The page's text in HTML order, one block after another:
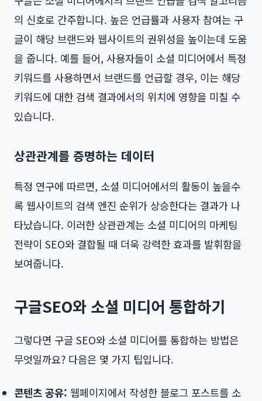
의 신호로 간주합니다. 높은 언급률과 사용자 참여는 구
글이 해당 브랜드와 웹사이트의 권위성을 높이는데 도움
을 줍니다. 예를 들어, 사용자들이 소셜 미디어에서 특정
키워드를 사용하면서 브랜드를 언급할 경우, 이는 해당
키워드에 대한 검색 결과에서의 위치에 영향을 미칠 수
있습니다.
상관관계를 증명하는 데이터
특정 연구에 따르면, 소셜 미디어에서의 활동이 높을수
록 웹사이트의 검색 엔진 순위가 상승한다는 결과가 나
타났습니다. 이러한 상관관계는 소셜 미디어의 마케팅
전략이 SEO와 결합될 때 더욱 강력한 효과를 발휘함을
보여줍니다.
구글SEO와 소셜 미디어 통합하기
그렇다면 구글 SEO와 소셜 미디어를 통합하는 방법은
무엇일까요? 다음은 몇 가지 팁입니다.
콘텐츠 공유: 웹페이지에서 작성한 블로그 포스트를 소